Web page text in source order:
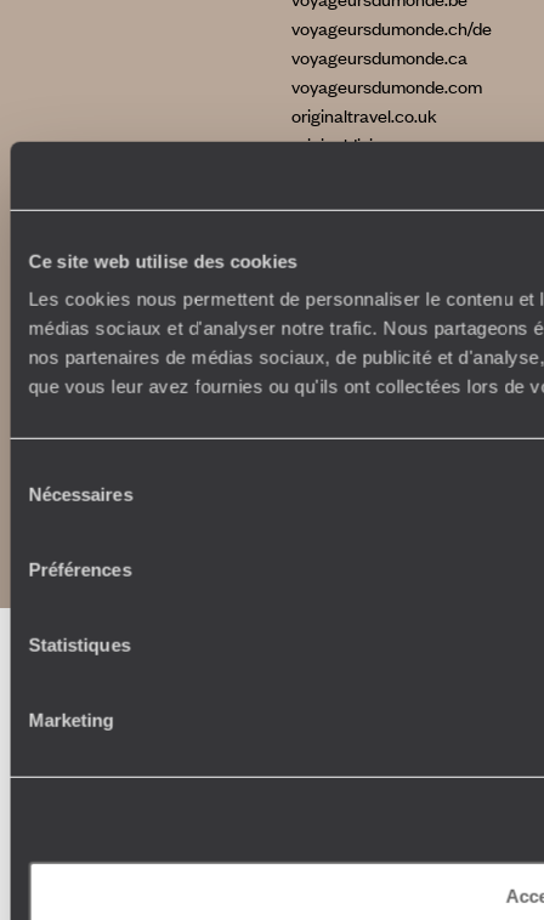
Ce site web utilise des cookies
Les cookies nous permettent de personnaliser le contenu
médias sociaux et d'analyser notre trafic. Nous partageons
nos partenaires de médias sociaux, de publicité et
que vous leur avez fournies ou qu'ils ont collectées lors de
Nécessaires
Préférences
Statistiques
Marketing
voyageursdumonde.ch/de
voyageursdumonde.ca
voyageursdumonde.com
originaltravel.co.uk
originaldiving.com